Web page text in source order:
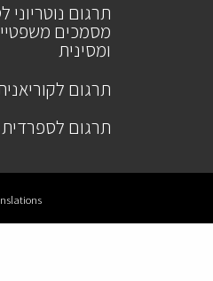
תרגום נוטריוני
מסמכים
ומסינית
תרגום
תרגום לספרדית